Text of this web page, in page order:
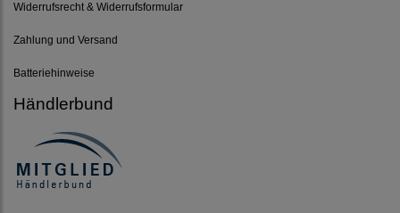
Widerrufsrecht & Widerrufsformular
Zahlung und Versand
Batteriehinweise
Händlerbund